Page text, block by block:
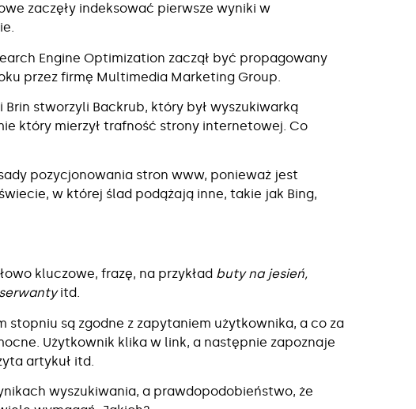
zaczęły indeksować pierwsze wyniki w
Engine Optimization zaczął być propagowany
przez firmę Multimedia Marketing Group.
Brin stworzyli Backrub, który był wyszukiwarką
który mierzył trafność strony internetowej. Co
pozycjonowania stron www, ponieważ jest
w której ślad podążają inne, takie jak Bing,
kluczowe, frazę, na przykład buty na jesień,
itd.
są zgodne z zapytaniem użytkownika, a co za
Użytkownik klika w link, a następnie zapoznaje
artykuł itd.
wyszukiwania, a prawdopodobieństwo, że